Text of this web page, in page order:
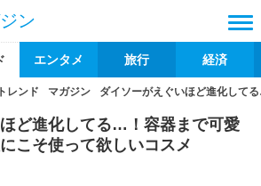
ン
エンタメ 旅行 経済
トレンド マガジン ダイソーがえぐいほど進化して
ど進化してる…！容器まで可愛
こそ使って欲しいコスメ